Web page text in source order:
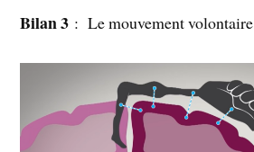
Bilan 3 : Le mouvement volontaire